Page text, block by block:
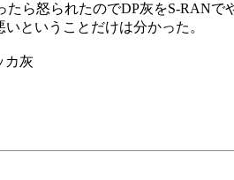
ら怒られたのでDP灰をS-RANで
ということだけは分かった。
カ灰